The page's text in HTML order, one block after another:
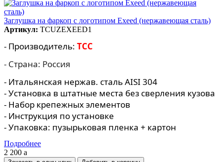
Заглушка на фаркоп с логотипом Exeed (нержавеющая сталь)
Артикул: TCUZEXEED1
- Производитель: TCC
- Страна: Россия
- Итальянская нержав. сталь AISI 304
- Установка в штатные места без сверления кузова
- Набор крепежных элементов
- Инструкция по установке
- Упаковка: пузырьковая пленка + картон
Подробнее
2 200 a